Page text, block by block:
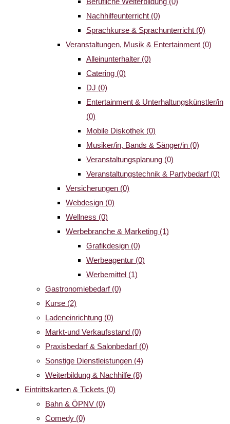
Nachhilfeunterricht (0)
Sprachkurse & Sprachunterricht (0)
Veranstaltungen, Musik & Entertainment (0)
Alleinunterhalter (0)
Catering (0)
DJ (0)
Entertainment & Unterhaltungskünstler/in
(0)
Mobile Diskothek (0)
Musiker/in, Bands & Sänger/in (0)
Veranstaltungsplanung (0)
Veranstaltungstechnik & Partybedarf (0)
Versicherungen (0)
Webdesign (0)
Wellness (0)
Werbebranche & Marketing (1)
Grafikdesign (0)
Werbeagentur (0)
Werbemittel (1)
Gastronomiebedarf (0)
Kurse (2)
Ladeneinrichtung (0)
Markt-und Verkaufsstand (0)
Praxisbedarf & Salonbedarf (0)
Sonstige Dienstleistungen (4)
Weiterbildung & Nachhilfe (8)
Eintrittskarten & Tickets (0)
Bahn & ÖPNV (0)
Comedy (0)